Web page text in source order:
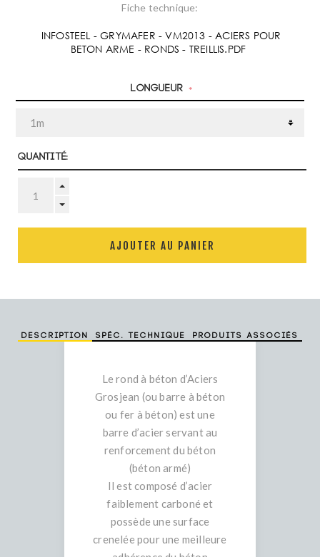
Fiche technique:
INFOSTEEL - GRYMAFER - VM2013 - ACIERS POUR
BETON ARME - RONDS - TREILLIS.PDF
Longueur *
Quantité:
AJOUTER AU PANIER
Description Spéc. technique Produits associés
Le rond à béton d’Aciers
Grosjean (ou barre à béton
ou fer à béton) est une
barre d’acier servant au
renforcement du béton
(béton armé)
Il est composé d’acier
faiblement carboné et
possède une surface
crenelée pour une meilleure